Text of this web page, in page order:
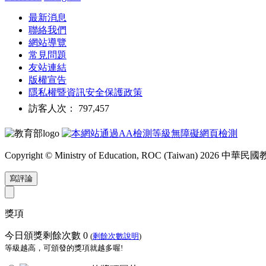
最新消息
聯絡我們
網站導覽
常見問題
友站連結
版權宣告
隱私權暨資訊安全保護政策
訪客人次： 797,457
Copyright © Ministry of Education, ROC (Taiwan) 2026 中華民國
寫評論
獎項
今日頒獎剩餘次數 0 (剩餘次數說明)
等級越高，可頒發的獎項就越多喔!